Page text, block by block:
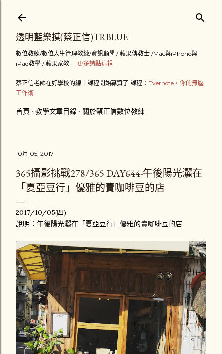
透明藍樂摸(蔡正信)TRBLUE
數位教練/數位人生管理教練/資訊顧問 / 蘋果傳教士 /Mac與iPhone與
iPad教學 / 蘋果家教 -- 更多請點這裡
蔡正信老師在好學校的線上課程開始募資了 課程： Evernote，你的無壓
工作術
首頁 教學文章目錄 關於蔡正信數位教練
10月 05, 2017
365攝影挑戰278/365 DAY644-午後陽光灑在
「夏亞豆行」優雅的賣咖啡豆的店
2017/10/05(四)
說明：午後陽光灑在「夏亞豆行」優雅的賣咖啡豆的店